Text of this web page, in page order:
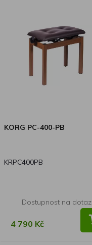
KORG PC-400-PB
KRPC400PB
Dostupnost na dotaz
4 790 Kč